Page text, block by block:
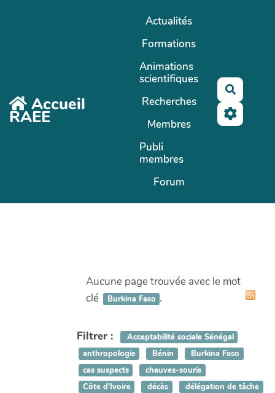
Accueil
RAEE
Actualités
Formations
Animations
scientifiques
Recherches
Membres
Publi
membres
Forum
Aucune page trouvée avec le mot
clé
Burkina Faso .
Filtrer :
Acceptabilité sociale Sénégal
anthropologie
Bénin
Burkina Faso
cas suspects
chauves-souris
Côte d’Ivoire
décès
délégation de tâche